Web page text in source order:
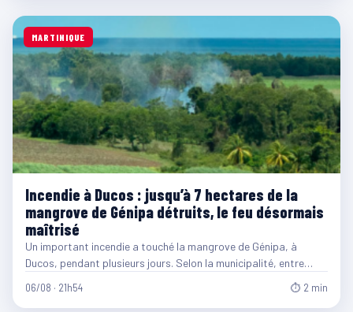
MARTINIQUE
Incendie à Ducos : jusqu’à 7 hectares de la
mangrove de Génipa détruits, le feu désormais
maîtrisé
Un important incendie a touché la mangrove de Génipa, à
Ducos, pendant plusieurs jours. Selon la municipalité, entre…
06/08 · 21h54 ⏱ 2 min